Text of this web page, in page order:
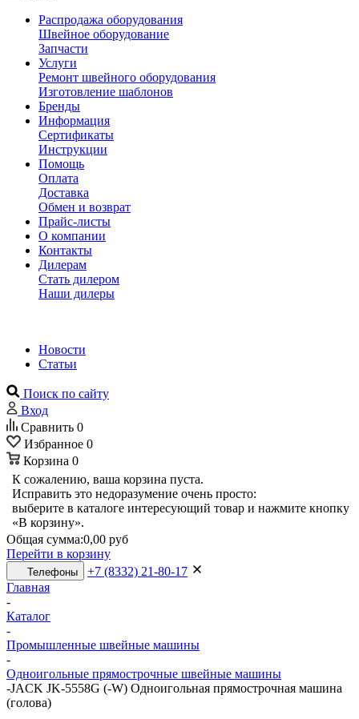
Распродажа оборудования
Швейное оборудование
Запчасти
Услуги
Ремонт швейного оборудования
Изготовление шаблонов
Бренды
Информация
Сертификаты
Инструкции
Помощь
Оплата
Доставка
Обмен и возврат
Прайс-листы
О компании
Контакты
Дилерам
Стать дилером
Наши дилеры
Новости
Статьи
Поиск по сайту
Вход
Сравнить 0
Избранное 0
Корзина 0
К сожалению, ваша корзина пуста.
Исправить это недоразумение очень просто:
выберите в каталоге интересующий товар и нажмите кнопку
«В корзину».
Общая сумма:0,00 руб
Перейти в корзину
Телефоны
+7 (8332) 21-80-17
Главная
-
Каталог
-
Промышленные швейные машины
-
Одноигольные прямострочные швейные машины
-JACK JK-5558G (-W) Одноигольная прямострочная машина
(голова)